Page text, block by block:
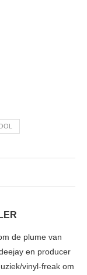
de plume van
en producer
vinyl-freak om